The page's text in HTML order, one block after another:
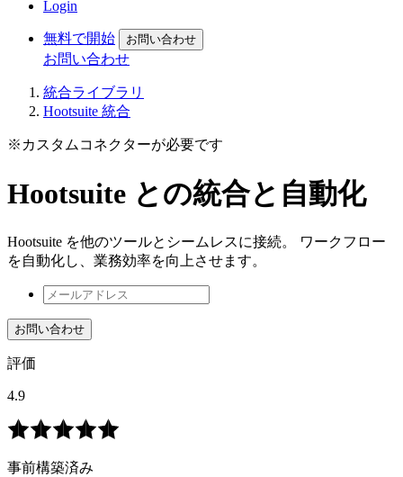
Login
無料で開始 お問い合わせ
お問い合わせ
統合ライブラリ
Hootsuite 統合
※カスタムコネクターが必要です
Hootsuite との統合と自動化
Hootsuite を他のツールとシームレスに接続。 ワークフロー
を自動化し、業務効率を向上させます。
お問い合わせ
評価
4.9
事前構築済み